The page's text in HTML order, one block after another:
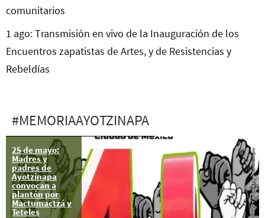
comunitarios
1 ago: Transmisión en vivo de la Inauguración de los
Encuentros zapatistas de Artes, y de Resistencias y
Rebeldías
#MEMORIAAYOTZINAPA
25 de mayo:
Madres y
padres de
Ayotzinapa
convocan a
plantón por
Mactumactzá y
Teteles